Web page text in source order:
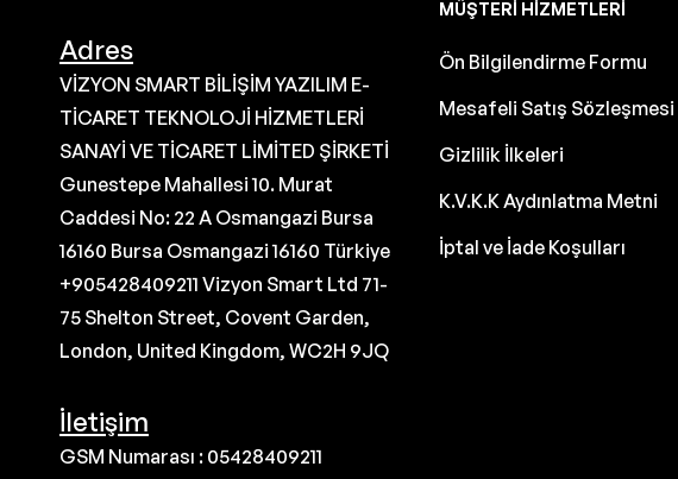
Adres
VİZYON SMART BİLİŞİM YAZILIM E-
TİCARET TEKNOLOJİ HİZMETLERİ
SANAYİ VE TİCARET LİMİTED ŞİRKETİ
Gunestepe Mahallesi 10. Murat
Caddesi No: 22 A Osmangazi Bursa
16160 Bursa Osmangazi 16160 Türkiye
+905428409211 Vizyon Smart Ltd 71-
75 Shelton Street, Covent Garden,
London, United Kingdom, WC2H 9JQ
İletişim
GSM Numarası : 05428409211
MÜŞTERI HIZMETLERI
Ön Bilgilendirme Formu
Mesafeli Satış Sözleşmesi
Gizlilik İlkeleri
K.V.K.K Aydınlatma Metni
İptal ve İade Koşulları